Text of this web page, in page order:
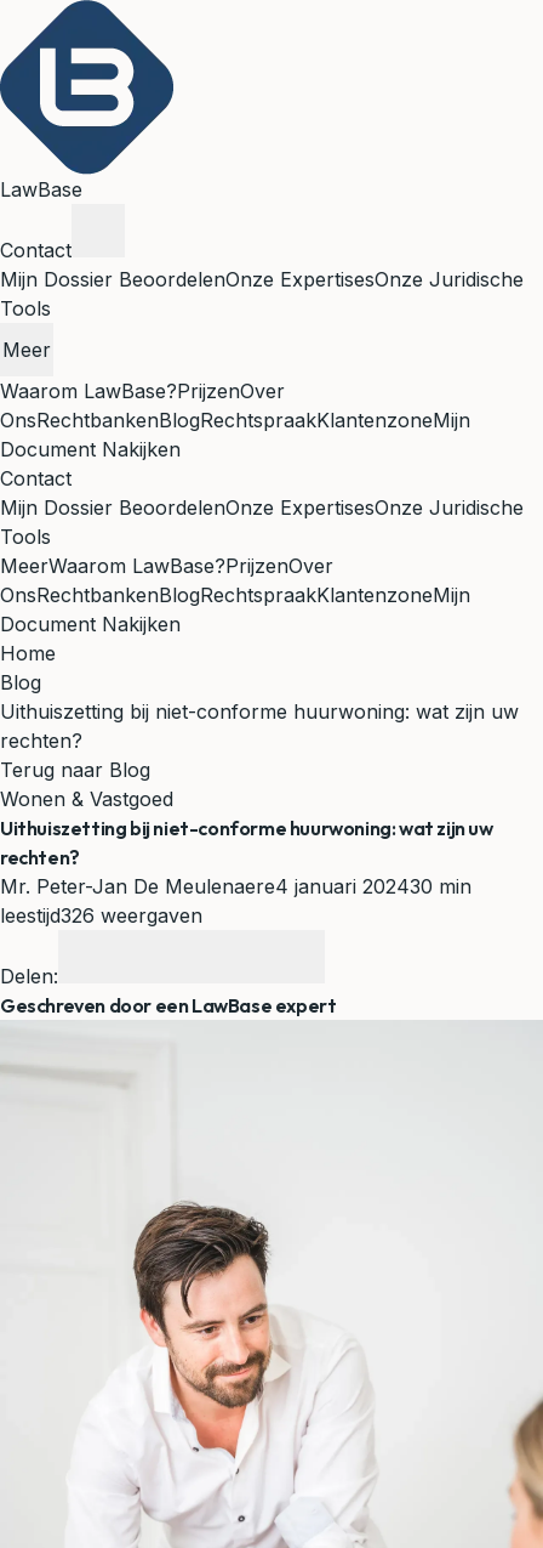
LawBase
Contact
Mijn Dossier BeoordelenOnze ExpertisesOnze Juridische
Tools
Meer
Waarom LawBase?PrijzenOver
OnsRechtbankenBlogRechtspraakKlantenzoneMijn
Document Nakijken
Contact
Mijn Dossier BeoordelenOnze ExpertisesOnze Juridische
Tools
MeerWaarom LawBase?PrijzenOver
OnsRechtbankenBlogRechtspraakKlantenzoneMijn
Document Nakijken
Home
Blog
Uithuiszetting bij niet-conforme huurwoning: wat zijn uw
rechten?
Terug naar Blog
Wonen & Vastgoed
Uithuiszetting bij niet-conforme huurwoning: wat zijn uw
rechten?
Mr. Peter-Jan De Meulenaere4 januari 202430 min
leestijd326 weergaven
Delen:
Geschreven door een LawBase expert